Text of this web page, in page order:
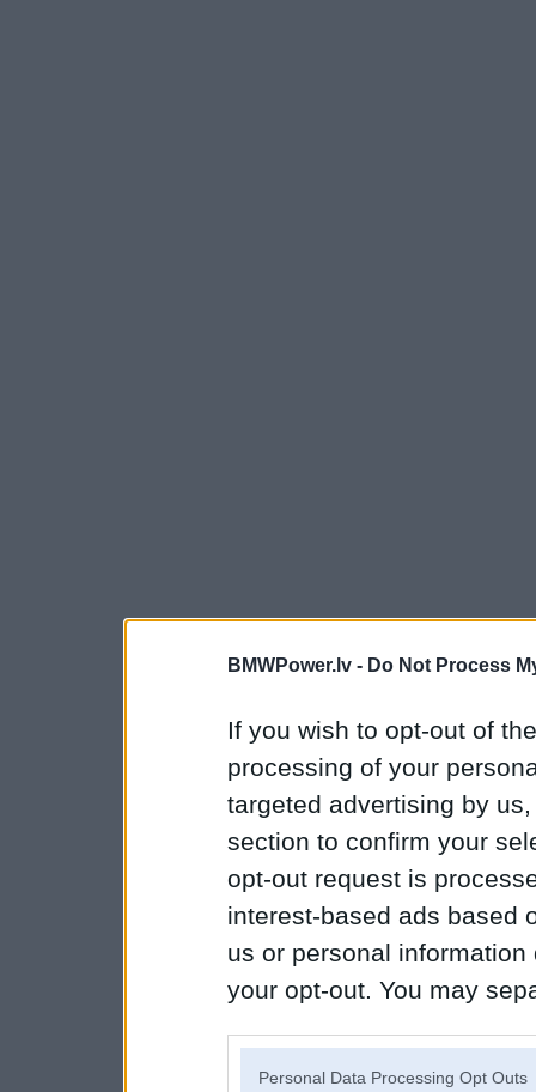
BMWPower.lv - Do Not Process
If you wish to opt-out of
processing of your
targeted advertising by
section to confirm your
opt-out request is
interest-based ads based
us or personal
your opt-out. You may
Personal Data Processing Opt Outs